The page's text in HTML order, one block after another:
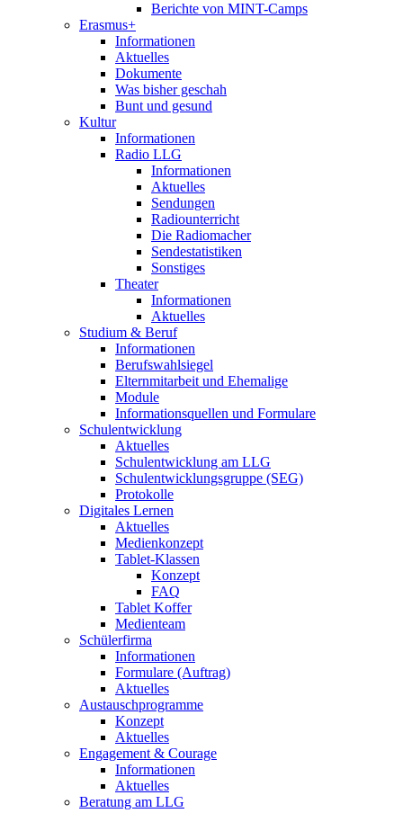
Berichte von MINT-Camps
Erasmus+
Informationen
Aktuelles
Dokumente
Was bisher geschah
Bunt und gesund
Kultur
Informationen
Radio LLG
Informationen
Aktuelles
Sendungen
Radiounterricht
Die Radiomacher
Sendestatistiken
Sonstiges
Theater
Informationen
Aktuelles
Studium & Beruf
Informationen
Berufswahlsiegel
Elternmitarbeit und Ehemalige
Module
Informationsquellen und Formulare
Schulentwicklung
Aktuelles
Schulentwicklung am LLG
Schulentwicklungsgruppe (SEG)
Protokolle
Digitales Lernen
Aktuelles
Medienkonzept
Tablet-Klassen
Konzept
FAQ
Tablet Koffer
Medienteam
Schülerfirma
Informationen
Formulare (Auftrag)
Aktuelles
Austauschprogramme
Konzept
Aktuelles
Engagement & Courage
Informationen
Aktuelles
Beratung am LLG